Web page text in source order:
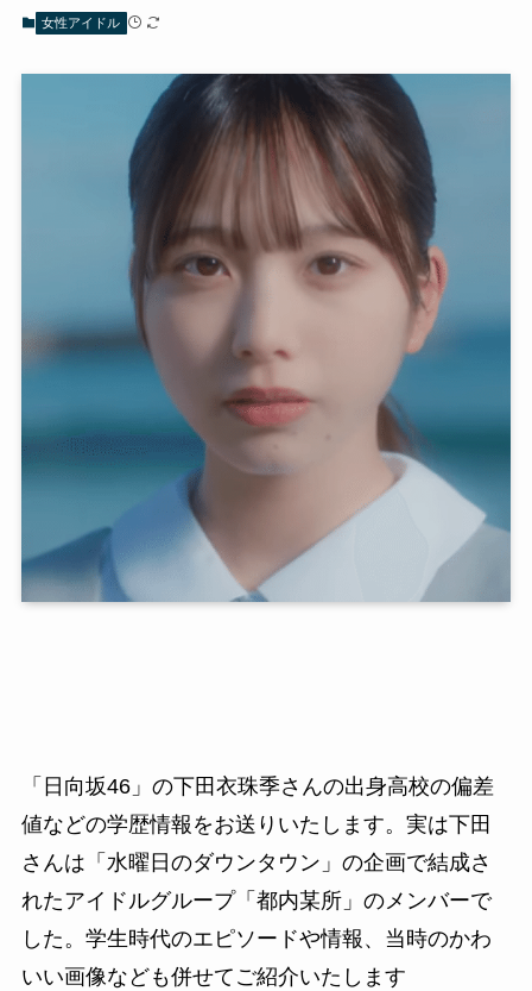
女性アイドル
「日向坂46」の下田衣珠季さんの出身高校の偏差
値などの学歴情報をお送りいたします。実は下田
さんは「水曜日のダウンタウン」の企画で結成さ
れたアイドルグループ「都内某所」のメンバーで
した。学生時代のエピソードや情報、当時のかわ
いい画像なども併せてご紹介いたします